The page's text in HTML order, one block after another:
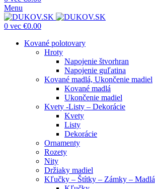
Menu
0 vec €0.00
Kované polotovary
Hroty
Napojenie štvorhran
Napojenie guľatina
Kované madlá, Ukončenie madiel
Kované madlá
Ukončenie madiel
Kvety -Listy – Dekorácie
Kvety
Listy
Dekorácie
Ornamenty
Rozety
Nity
Držiaky madiel
Kľučky – Štítky – Zámky – Madlá